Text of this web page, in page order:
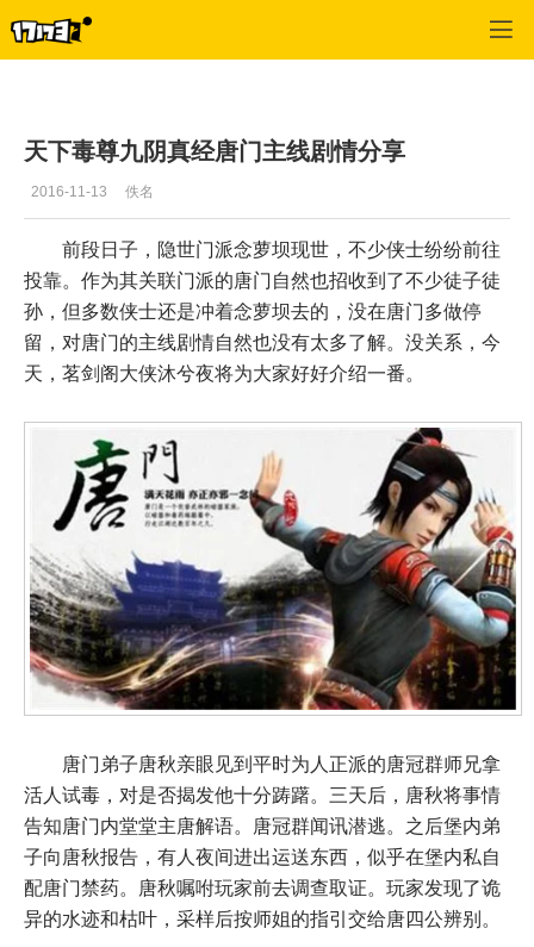
天下毒尊九阴真经唐门主线剧情分享
2016-11-13 佚名
前段日子，隐世门派念萝坝现世，不少侠士纷纷前往
投靠。作为其关联门派的唐门自然也招收到了不少徒子徒
孙，但多数侠士还是冲着念萝坝去的，没在唐门多做停
留，对唐门的主线剧情自然也没有太多了解。没关系，今
天，茗剑阁大侠沐兮夜将为大家好好介绍一番。
唐门弟子唐秋亲眼见到平时为人正派的唐冠群师兄拿
活人试毒，对是否揭发他十分踌躇。三天后，唐秋将事情
告知唐门内堂堂主唐解语。唐冠群闻讯潜逃。之后堡内弟
子向唐秋报告，有人夜间进出运送东西，似乎在堡内私自
配唐门禁药。唐秋嘱咐玩家前去调查取证。玩家发现了诡
异的水迹和枯叶，采样后按师姐的指引交给唐四公辨别。